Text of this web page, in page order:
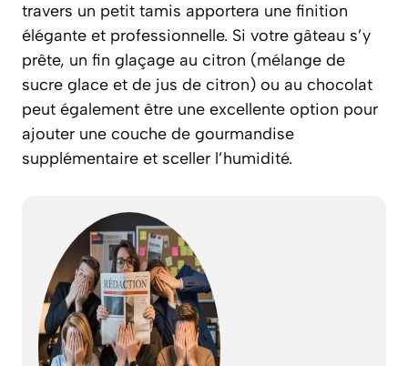
travers un petit tamis apportera une finition
élégante et professionnelle. Si votre gâteau s’y
prête, un fin glaçage au citron (mélange de
sucre glace et de jus de citron) ou au chocolat
peut également être une excellente option pour
ajouter une couche de gourmandise
supplémentaire et sceller l’humidité.